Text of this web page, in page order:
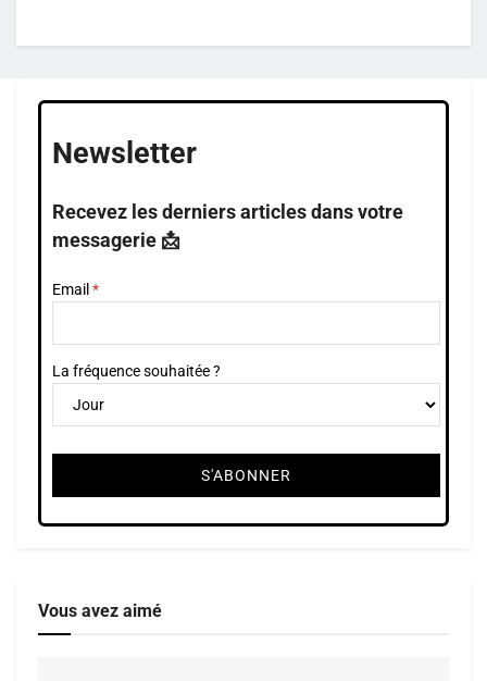
Newsletter
Recevez les derniers articles dans votre
messagerie 📩
Email
La fréquence souhaitée ?
Vous avez aimé